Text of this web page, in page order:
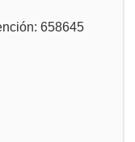
658645